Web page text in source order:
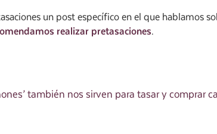
un post específico en el que hablamos
realizar pretasaciones.
también nos sirven para tasar y comprar